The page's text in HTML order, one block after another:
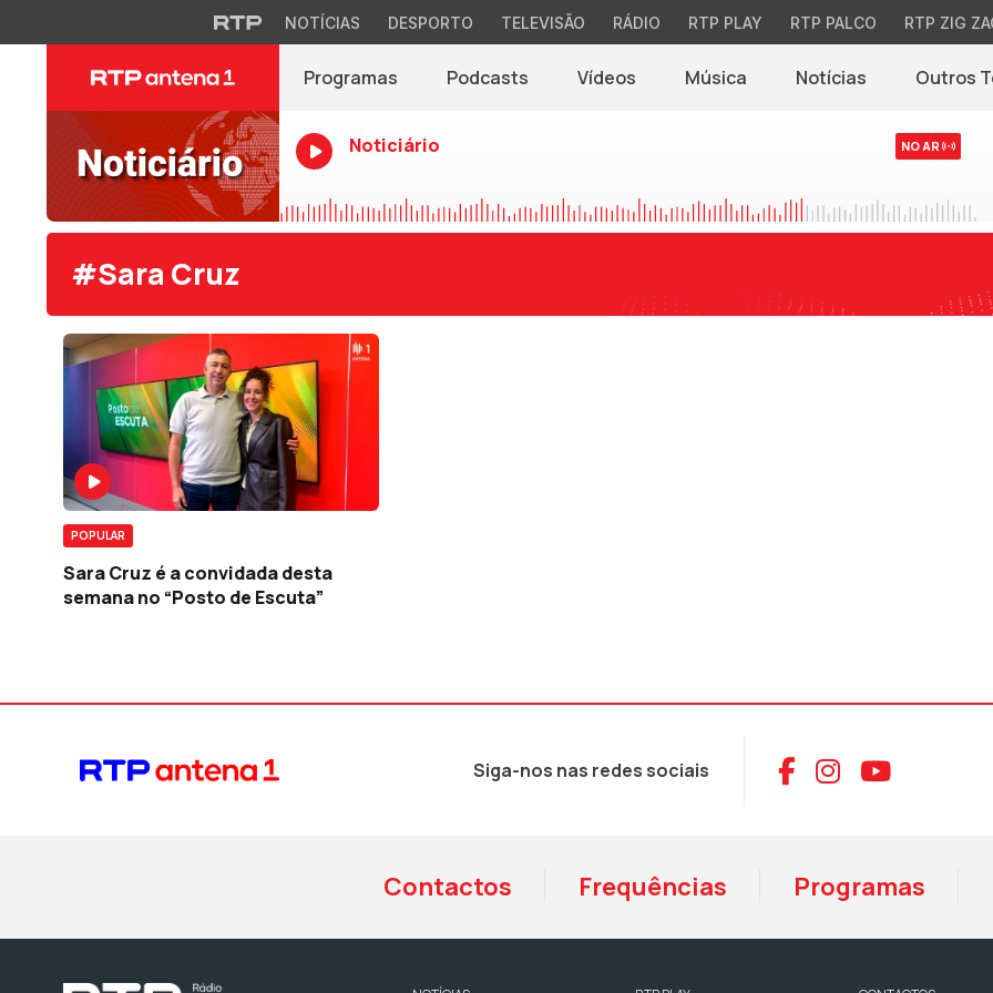
NOTÍCIAS DESPORTO TELEVISÃO RÁDIO RTP PLAY RTP PALCO RTP ZIG
Programas Podcasts Vídeos Música Notícias(abre em nova
Outros
Noticiário NO AR
#Sara Cruz
POPULAR
Sara Cruz é a convidada desta
semana no “Posto de Escuta”
Siga-nos nas redes sociais Aceder ao
Aceder ao
Aceder
Contactos Frequências Programas